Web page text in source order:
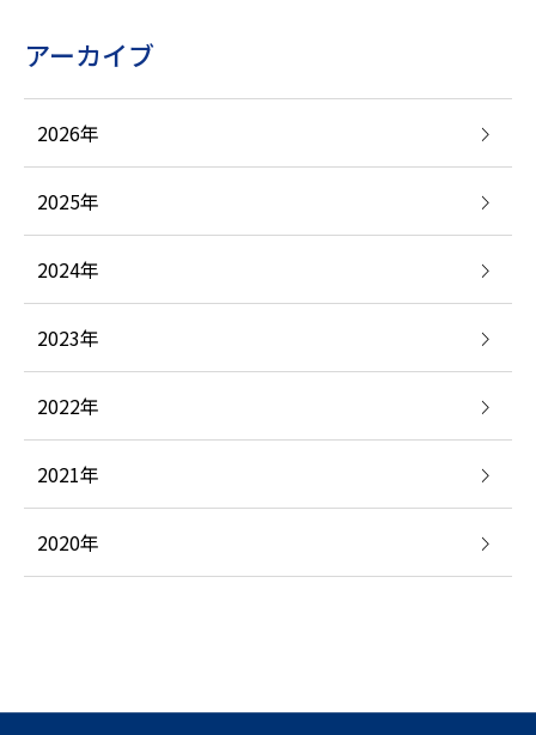
アーカイブ
2026年
2025年
2024年
2023年
2022年
2021年
2020年